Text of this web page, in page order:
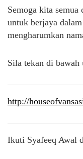
Semoga kita
untuk berjaya
mengharumkan
Sila tekan di
http://
Ikuti Syafeeq Awal